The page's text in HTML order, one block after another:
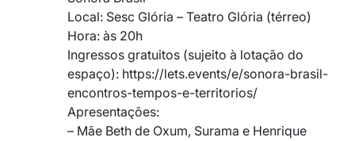
Local: Sesc Glória – Teatro Glória (térreo)
Hora: às 20h
Ingressos gratuitos (sujeito à lotação do
espaço): https://lets.events/e/sonora-brasil-
encontros-tempos-e-territorios/
Apresentações:
– Mãe Beth de Oxum, Surama e Henrique